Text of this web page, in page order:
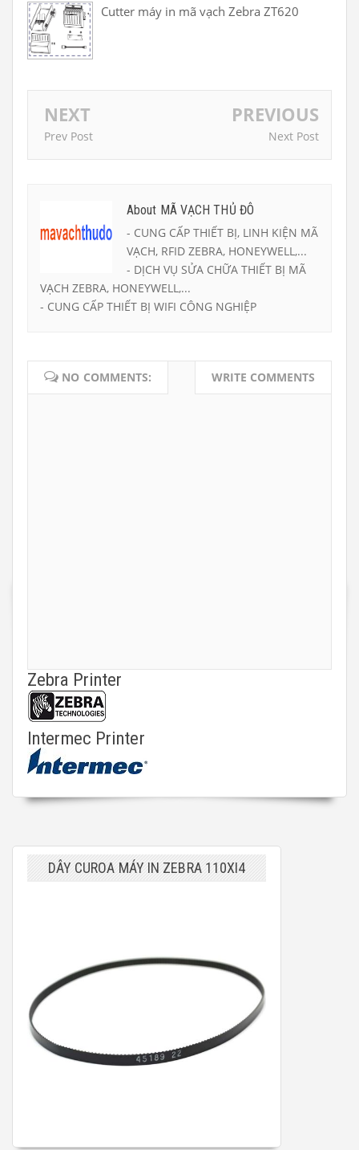
Cutter máy in mã vạch Zebra ZT620
NEXT
Prev Post
PREVIOUS
Next Post
About MÃ VẠCH THỦ ĐÔ
- CUNG CẤP THIẾT BỊ, LINH KIỆN MÃ
VẠCH, RFID ZEBRA, HONEYWELL,...
- DỊCH VỤ SỬA CHỮA THIẾT BỊ MÃ
VẠCH ZEBRA, HONEYWELL,...
- CUNG CẤP THIẾT BỊ WIFI CÔNG NGHIỆP
NO COMMENTS: WRITE COMMENTS
Zebra Printer
Intermec Printer
DÂY CUROA MÁY IN ZEBRA 110XI4